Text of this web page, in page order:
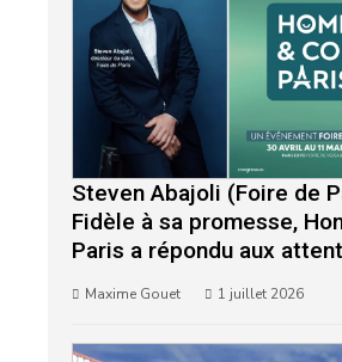
Steven Abajoli (Foire de
Fidèle à sa promesse,
Paris a répondu aux
Maxime Gouet 1 juillet 2026